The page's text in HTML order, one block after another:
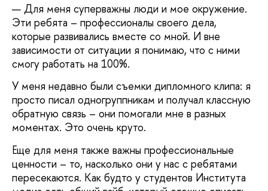
— Для меня суперважны люди и мое окружение.
Эти ребята – профессионалы своего дела,
которые развивались вместе со мной. И вне
зависимости от ситуации я понимаю, что с ними
смогу работать на 100%.
У меня недавно были съемки дипломного клипа: я
просто писал одногруппникам и получал классную
обратную связь – они помогали мне в разных
моментах. Это очень круто.
Еще для меня также важны профессиональные
ценности – то, насколько они у нас с ребятами
пересекаются. Как будто у студентов Института